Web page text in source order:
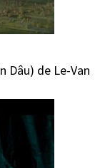
Dâu) de Le-Van